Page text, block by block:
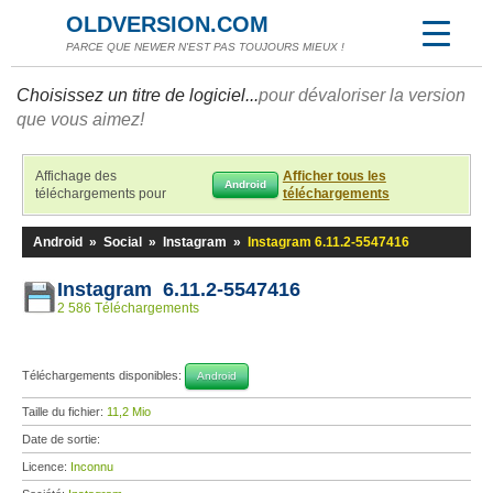
OLDVERSION.COM
PARCE QUE NEWER N'EST PAS TOUJOURS MIEUX !
Choisissez un titre de logiciel...pour dévaloriser la version
que vous aimez!
Affichage des
téléchargements pour
Android
Afficher tous les
téléchargements
Android » Social » Instagram » Instagram 6.11.2-5547416
Instagram 6.11.2-5547416
2 586 Téléchargements
Téléchargements disponibles: Android
Taille du fichier: 11,2 Mio
Date de sortie:
Licence: Inconnu